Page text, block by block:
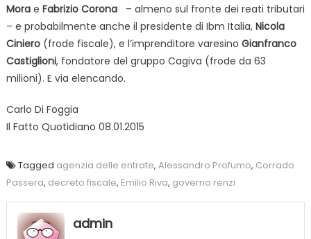
Morae Fabrizio Corona
– almeno sul fronte dei reati tributari
– e probabilmente anche il presidente di Ibm Italia, Nicola
Ciniero(frode fiscale), e l’imprenditore varesino Gianfranco
Castiglioni, fondatore del gruppo Cagiva (frode da 63
milioni). E via elencando.
Carlo Di Foggia
Il Fatto Quotidiano 08.01.2015
Tagged agenzia delle entrate, Alessandro Profumo, Corrado
Passera, decreto fiscale, Emilio Riva, governo renzi
admin